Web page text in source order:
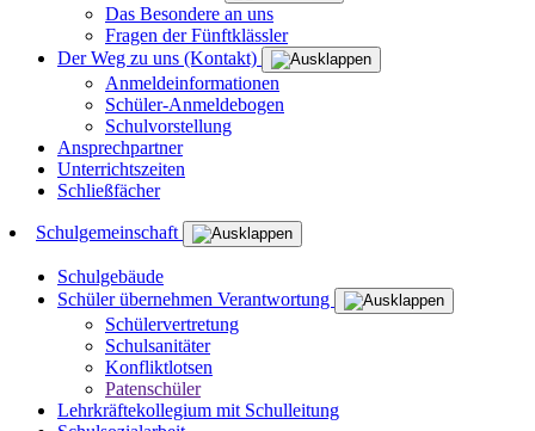
Das Besondere an uns
Fragen der Fünftklässler
Der Weg zu uns (Kontakt)
Anmeldeinformationen
Schüler-Anmeldebogen
Schulvorstellung
Ansprechpartner
Unterrichtszeiten
Schließfächer
Schulgemeinschaft
Schulgebäude
Schüler übernehmen Verantwortung
Schülervertretung
Schulsanitäter
Konfliktlotsen
Patenschüler
Lehrkräftekollegium mit Schulleitung